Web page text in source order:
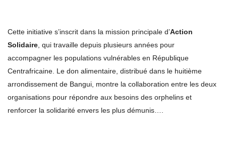
Cette initiative s’inscrit dans la mission principale d’Action
Solidaire, qui travaille depuis plusieurs années pour
accompagner les populations vulnérables en République
Centrafricaine. Le don alimentaire, distribué dans le huitième
arrondissement de Bangui, montre la collaboration entre les deux
organisations pour répondre aux besoins des orphelins et
renforcer la solidarité envers les plus démunis….